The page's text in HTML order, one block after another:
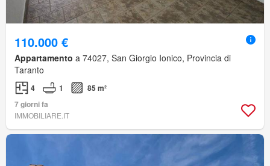
110.000 €
Appartamento a 74027, San Giorgio Ionico, Provincia di
Taranto
4 1
85 m²
7 giorni fa
IMMOBILIARE.IT